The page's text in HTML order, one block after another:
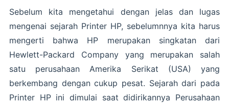
Sebelum kita mengetahui dengan jelas dan lugas
mengenai sejarah Printer HP, sebelumnnya kita harus
mengerti bahwa HP merupakan singkatan dari
Hewlett-Packard Company yang merupakan salah
satu perusahaan Amerika Serikat (USA) yang
berkembang dengan cukup pesat. Sejarah dari pada
Printer HP ini dimulai saat didirikannya Perusahaan